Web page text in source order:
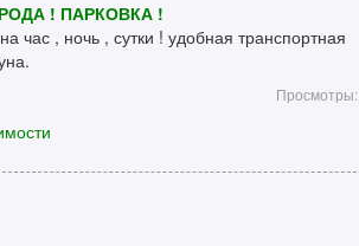
! ПАРКОВКА !
час , ночь , сутки ! удобная транспортная
Просмотры: